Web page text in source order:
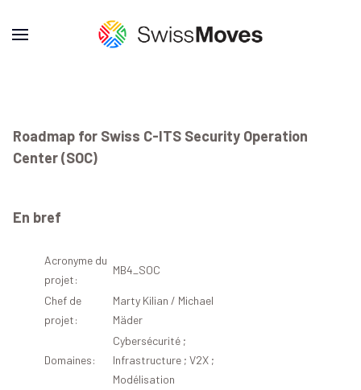
Roadmap for Swiss C-ITS Security Operation
Center (SOC)
En bref
Acronyme du
projet:
MB4_SOC
Chef de
projet:
Marty Kilian / Michael
Mäder
Domaines:
Cybersécurité ;
Infrastructure ; V2X ;
Modélisation